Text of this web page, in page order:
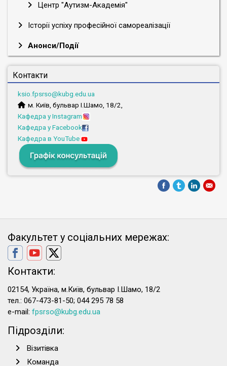
Центр "Аутизм-Академія"
Історії успіху професійної самореалізації
Анонси/Події
Контакти
ksio.fpsrso@kubg.edu.ua
м. Київ, бульвар І.Шамо, 18/2,
Кафедра у Instagram
Кафедра у Facebook
Кафедра в YouTube
Факультет у соціальних мережах:
Контакти:
02154, Україна, м.Київ, бульвар І.Шамо, 18/2
тел.: 067-473-81-50; 044 295 78 58
e-mail: fpsrso@kubg.edu.ua
Підрозділи:
Візитівка
Команда